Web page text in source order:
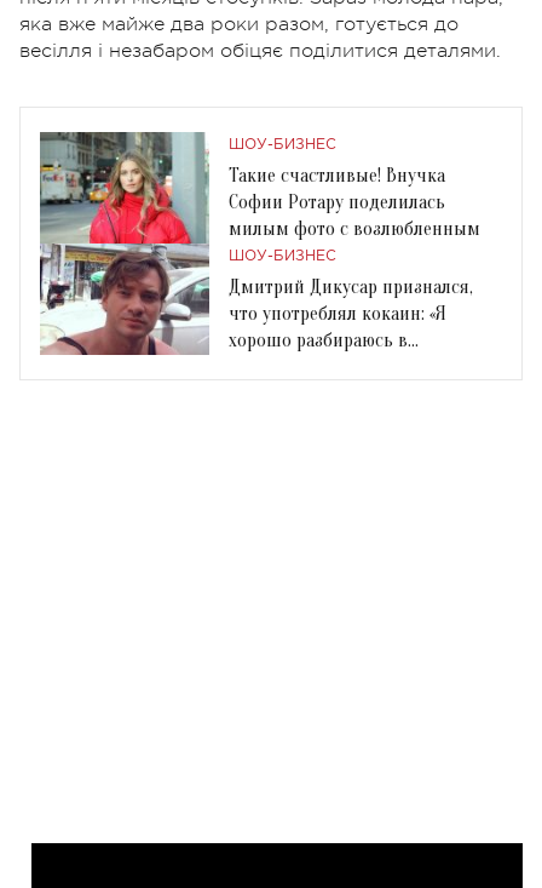
яка вже майже два роки разом, готується до
весілля і незабаром обіцяє поділитися деталями.
ШОУ-БИЗНЕС
Такие счастливые! Внучка
Софии Ротару поделилась
милым фото с возлюбленным
ШОУ-БИЗНЕС
Дмитрий Дикусар признался,
что употреблял кокаин: «Я
хорошо разбираюсь в